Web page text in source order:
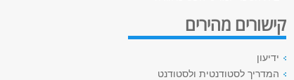
קישורים מהירים
ידיעון
המדריך לסטודנטית ולסטודנט